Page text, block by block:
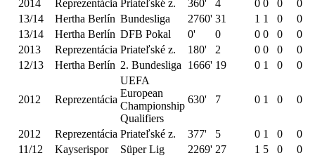
2014 Reprezentácia Priateľské z. 360' 4 0 0 0
0
13/14
Hertha Berlín Bundesliga 2760' 31 1 1 0
0
13/14
Hertha Berlín DFB Pokal 0' 0 0 0 0
0
2013
Reprezentácia Priateľské z. 180' 2 0 0 0
0
12/13
Hertha Berlín 2. Bundesliga 1666' 19 0 1 0 0
2012 Reprezentácia
UEFA
European
Championship
Qualifiers
630' 7 0 1 0 0
2012 Reprezentácia Priateľské z. 377' 5 0 1 0
0
11/12
Kayserispor Süper Lig 2269' 27 1 5 0
0